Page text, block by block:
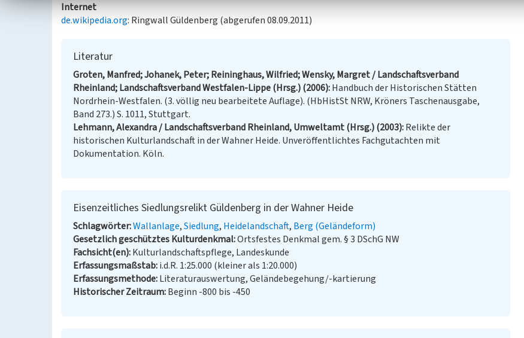
Internet
de.wikipedia.org: Ringwall Güldenberg (abgerufen 08.09.2011)
Literatur
Groten, Manfred; Johanek, Peter; Reininghaus, Wilfried; Wensky, Margret / Landschaftsverband
Rheinland; Landschaftsverband Westfalen-Lippe (Hrsg.) (2006) Handbuch der Historischen Stätten
Nordrhein-Westfalen. (3. völlig neu bearbeitete Auflage). (HbHistSt NRW, Kröners Taschenausgabe,
Band 273.) S. 1011, Stuttgart.
Lehmann, Alexandra / Landschaftsverband Rheinland, Umweltamt (Hrsg.) (2003) Relikte der
historischen Kulturlandschaft in der Wahner Heide. Unveröffentlichtes Fachgutachten mit
Dokumentation. Köln.
Eisenzeitliches Siedlungsrelikt Güldenberg in der Wahner Heide
Schlagwörter Wallanlage Siedlung Heidelandschaft Berg (Geländeform)
Gesetzlich geschütztes Kulturdenkmal Ortsfestes Denkmal gem. § 3 DSchG NW
Fachsicht(en) Kulturlandschaftspflege, Landeskunde
Erfassungsmaßstab i.d.R. 1:25.000 (kleiner als 1:20.000)
Erfassungsmethode Literaturauswertung, Geländebegehung/-kartierung
Historischer Zeitraum Beginn -800 bis -450